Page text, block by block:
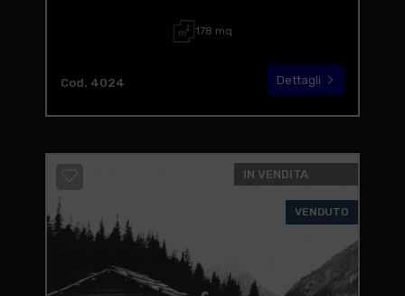
178 mq
Cod. 4024 Dettagli
IN VENDITA
VENDUTO